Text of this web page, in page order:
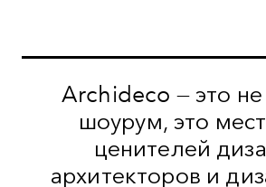
Archideco — это
шоурум, это
ценителей
архитекторов и